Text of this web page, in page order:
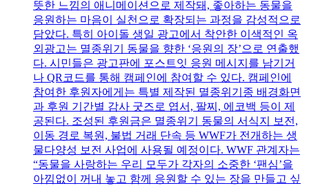
뜻한 느낌의 애니메이션으로 제작돼, 좋아하는 동물을
응원하는 마음이 실천으로 확장되는 과정을 감성적으로
담았다. 특히 아이돌 생일 광고에서 착안한 이색적인 옥
외광고는 멸종위기 동물을 향한 ‘응원의 장’으로 연출했
다. 시민들은 광고판에 포스트잇 응원 메시지를 남기거
나 QR코드를 통해 캠페인에 참여할 수 있다. 캠페인에
참여한 후원자에게는 특별 제작된 멸종위기종 배경화면
과 후원 기간별 감사 굿즈로 엽서, 팔찌, 에코백 등이 제
공된다. 조성된 후원금은 멸종위기 동물의 서식지 보전,
이동 경로 복원, 불법 거래 단속 등 WWF가 전개하는 생
물다양성 보전 사업에 사용될 예정이다. WWF 관계자는
“동물을 사랑하는 우리 모두가 각자의 소중한 ‘팬심’을
아낌없이 꺼내 놓고 함께 응원할 수 있는 장을 만들고 싶